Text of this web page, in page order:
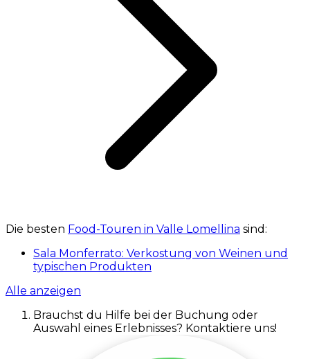
Die besten Food-Touren in Valle Lomellina sind:
Sala Monferrato: Verkostung von Weinen und
typischen Produkten
Alle anzeigen
Brauchst du Hilfe bei der Buchung oder
Auswahl eines Erlebnisses? Kontaktiere uns!